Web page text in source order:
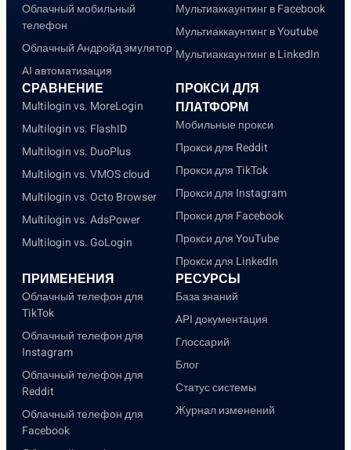
Облачный мобильный
телефон
Облачный Андройд эмулятор
AI автоматизация
Мультиаккаунтинг в Facebook
Мультиаккаунтинг в Youtube
Мультиаккаунтинг в LinkedIn
СРАВНЕНИЕ
Multilogin vs. MoreLogin
Multilogin vs. FlashID
Multilogin vs. DuoPlus
Multilogin vs. VMOS cloud
Multilogin vs. Octo Browser
Multilogin vs. AdsPower
Multilogin vs. GoLogin
ПРОКСИ ДЛЯ
ПЛАТФОРМ
Мобильные прокси
Прокси для Reddit
Прокси для TikTok
Прокси для Instagram
Прокси для Facebook
Прокси для YouTube
Прокси для LinkedIn
ПРИМЕНЕНИЯ
Облачный телефон для
TikTok
Облачный телефон для
Instagram
Облачный телефон для
Reddit
Облачный телефон для
Facebook
РЕСУРСЫ
База знаний
API документация
Глоссарий
Блог
Статус системы
Журнал изменений